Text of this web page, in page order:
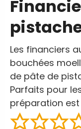
Les financiers
bouchées
de pâte de
Parfaits pour
préparation